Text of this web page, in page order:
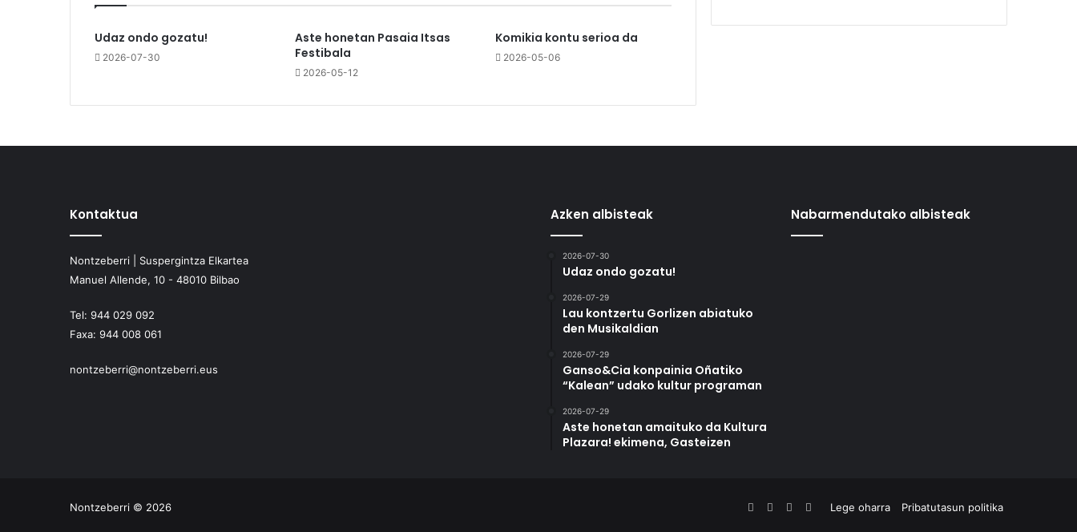
Udaz ondo gozatu!
2026-07-30
Aste honetan Pasaia Itsas
Festibala
2026-05-12
Komikia kontu serioa da
2026-05-06
Kontaktua
Nontzeberri | Suspergintza Elkartea
Manuel Allende, 10 - 48010 Bilbao
Tel: 944 029 092
Faxa: 944 008 061
nontzeberri@nontzeberri.eus
Azken albisteak
2026-07-30
Udaz ondo gozatu!
2026-07-29
Lau kontzertu Gorlizen abiatuko
den Musikaldian
2026-07-29
Ganso&Cia konpainia Oñatiko
“Kalean” udako kultur programan
2026-07-29
Aste honetan amaituko da Kultura
Plazara! ekimena, Gasteizen
Nabarmendutako albisteak
Nontzeberri © 2026 Lege oharra Pribatutasun politika
FacebookYouTube